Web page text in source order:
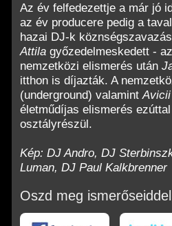
Az év felfedezettje a már jó
az év producere pedig a
hazai DJ-k
Attila győzedelmeskedett -
nemzetközi elismerés után
itthon is díjazták. A
(underground) valamint
életműdíjas elismerés
osztályrészül.
Kép: DJ Andro, DJ
Luman, DJ Paul Kalkbrenner
Oszd meg